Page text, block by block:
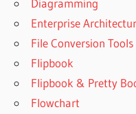
Diagramming
Enterprise
File Conversion Tools
Flipbook
Flipbook & Pretty
Flowchart